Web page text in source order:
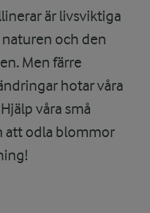
är livsviktiga
och den
Men färre
hotar våra
våra små
att odla blommor